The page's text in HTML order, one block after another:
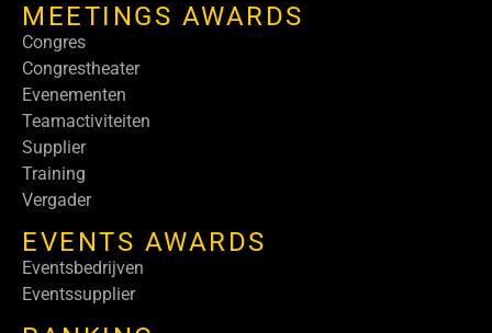
MEETINGS AWARDS
Congres
Congrestheater
Evenementen
Teamactiviteiten
Supplier
Training
Vergader
EVENTS AWARDS
Eventsbedrijven
Eventssupplier